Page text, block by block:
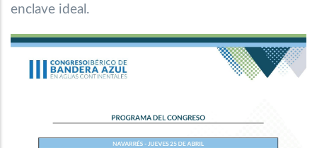
enclave ideal.